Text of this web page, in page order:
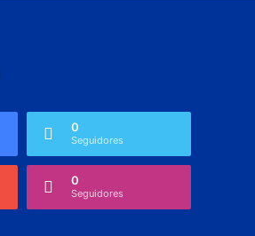
0
Seguidores
0
Seguidores